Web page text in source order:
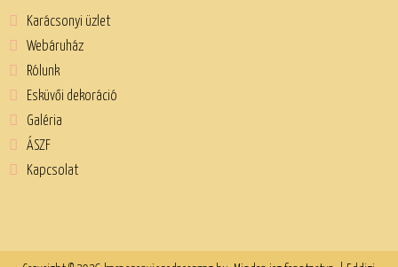
Karácsonyi üzlet
Webáruház
Rólunk
Esküvői dekoráció
Galéria
ÁSZF
Kapcsolat